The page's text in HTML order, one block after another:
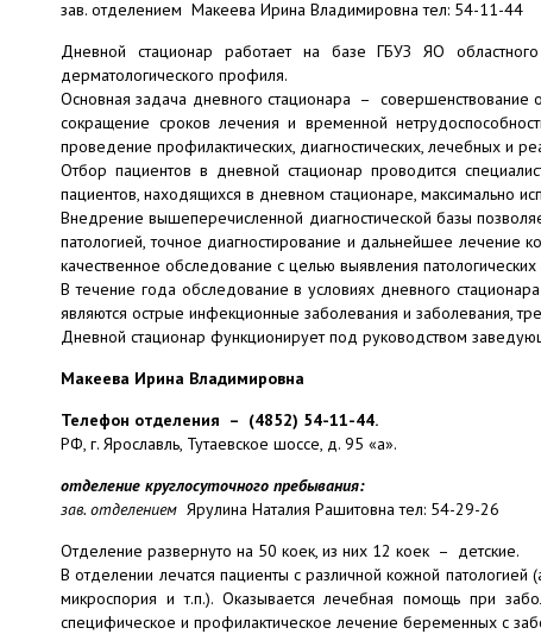
зав. отделением Макеева Ирина Владимировна тел: 54-11-44
Дневной стационар работает на базе ГБУЗ ЯО
дерматологического профиля.
Основная задача дневного стационара – совершенствование
сокращение сроков лечения и временной
проведение профилактических, диагностических, лечебных и
Отбор пациентов в дневной стационар проводится
пациентов, находящихся в дневном стационаре, максимально
Внедрение вышеперечисленной диагностической базы
патологией, точное диагностирование и дальнейшее лечение
качественное обследование с целью выявления
В течение года обследование в условиях дневного
являются острые инфекционные заболевания и заболевания,
Дневной стационар функционирует под руководством
Макеева Ирина Владимировна
Телефон отделения – (4852) 54-11-44.
РФ, г. Ярославль, Тутаевское шоссе, д. 95 «а».
отделение круглосуточного пребывания:
зав. отделениемЯрулина Наталия Рашитовна тел: 54-29-26
Отделение развернуто на 50 коек, из них 12 коек – детские.
В отделении лечатся пациенты с различной кожной патологией
микроспория и т.п.). Оказывается лечебная помощь при
специфическое и профилактическое лечение беременных с